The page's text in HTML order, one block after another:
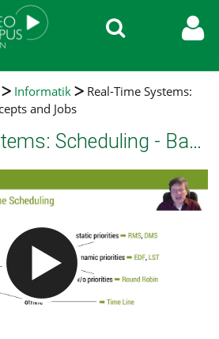
Informatik
Real-Time Systems:
and Jobs
Real-Time Systems: Scheduling - Basic Concepts and Jobs